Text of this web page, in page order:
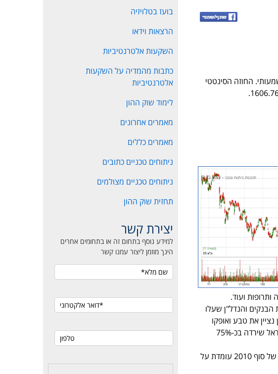
לפתוח ללא שינוי משמעותי. החוזה הסינטטי
הבנקים והנדל"ן שעלו
את טבע ואופקו
שירדו כמעט 90% מהשיא, פריגו שירדה 80%, בזק 70%, כיל 60% והחברה לישראל שירדה בכ-75%
התוצאה הכללית היא שמדד ת"א 35 יציב רוב הזמן והעליה המצטברת מהשיאים של סוף 2010 עומדת על
בועז בטלויזיה
הרצאות וידאו
השקעות אלטרנטיביות
כתבות מהמדיה על השקעות
אלטרנטיביות
לימוד שוק ההון
מאמרים אחרונים
מאמרים כללים
ניתוחים טכניים כתובים
ניתוחים טכניים מצולמים
תחזית שוק ההון
יצירת קשר
למידע נוסף בתחום זה או בתחומים אחרים
הינך מוזמן ליצור עמנו קשר